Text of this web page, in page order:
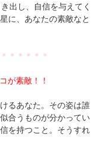
出し、自信を与えてく
に、あなたの素敵なと
＊＊＊＊＊
が素敵！！
るあなた。その姿は誰
合うものが分かってい
を持つこと。そうすれ